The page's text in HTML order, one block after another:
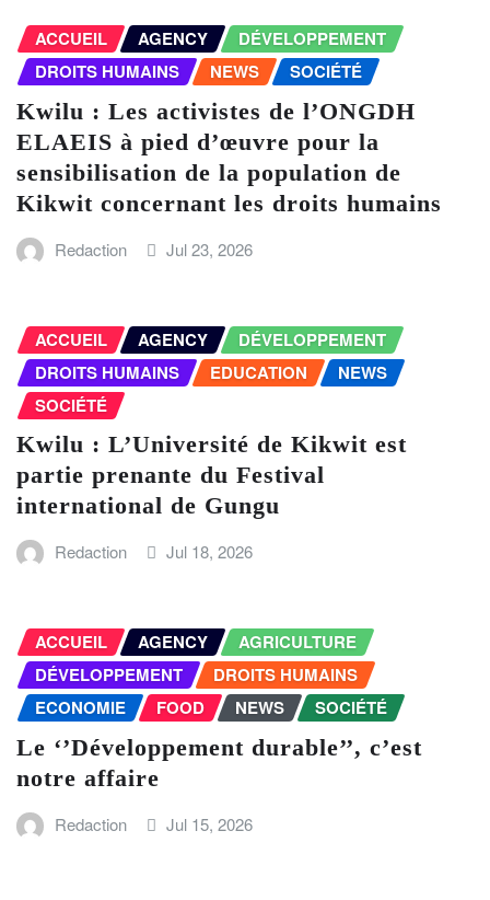
ACCUEIL AGENCY
DÉVELOPPEMENT
DROITS HUMAINS
NEWS SOCIÉTÉ
Kwilu : Les activistes de l’ONGDH
ELAEIS à pied d’œuvre pour la
sensibilisation de la population de
Kikwit concernant les droits humains
Redaction Jul 23, 2026
ACCUEIL AGENCY
DÉVELOPPEMENT
DROITS HUMAINS
EDUCATION
NEWS
SOCIÉTÉ
Kwilu : L’Université de Kikwit est
partie prenante du Festival
international de Gungu
Redaction Jul 18, 2026
ACCUEIL AGENCY
AGRICULTURE
DÉVELOPPEMENT
DROITS HUMAINS
ECONOMIE
FOOD NEWS SOCIÉTÉ
Le ‘’Développement durable’’, c’est
notre affaire
Redaction Jul 15, 2026